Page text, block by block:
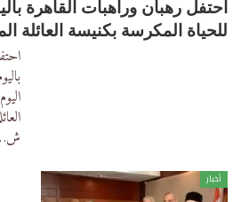
احتفل رهبان وراهبات القاهرة
للحياة المكرسة بكنيسة العائلة
ش
أخبار